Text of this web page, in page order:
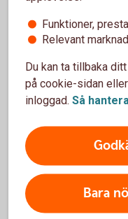
1071488226
Så
Att sälja sitt företag
affärerna i livet.
processen bli både
värdeskapande.
Funktioner,
Relevant
Du kan ta tillbaka
på cookie-sidan
inloggad. Så
Bara